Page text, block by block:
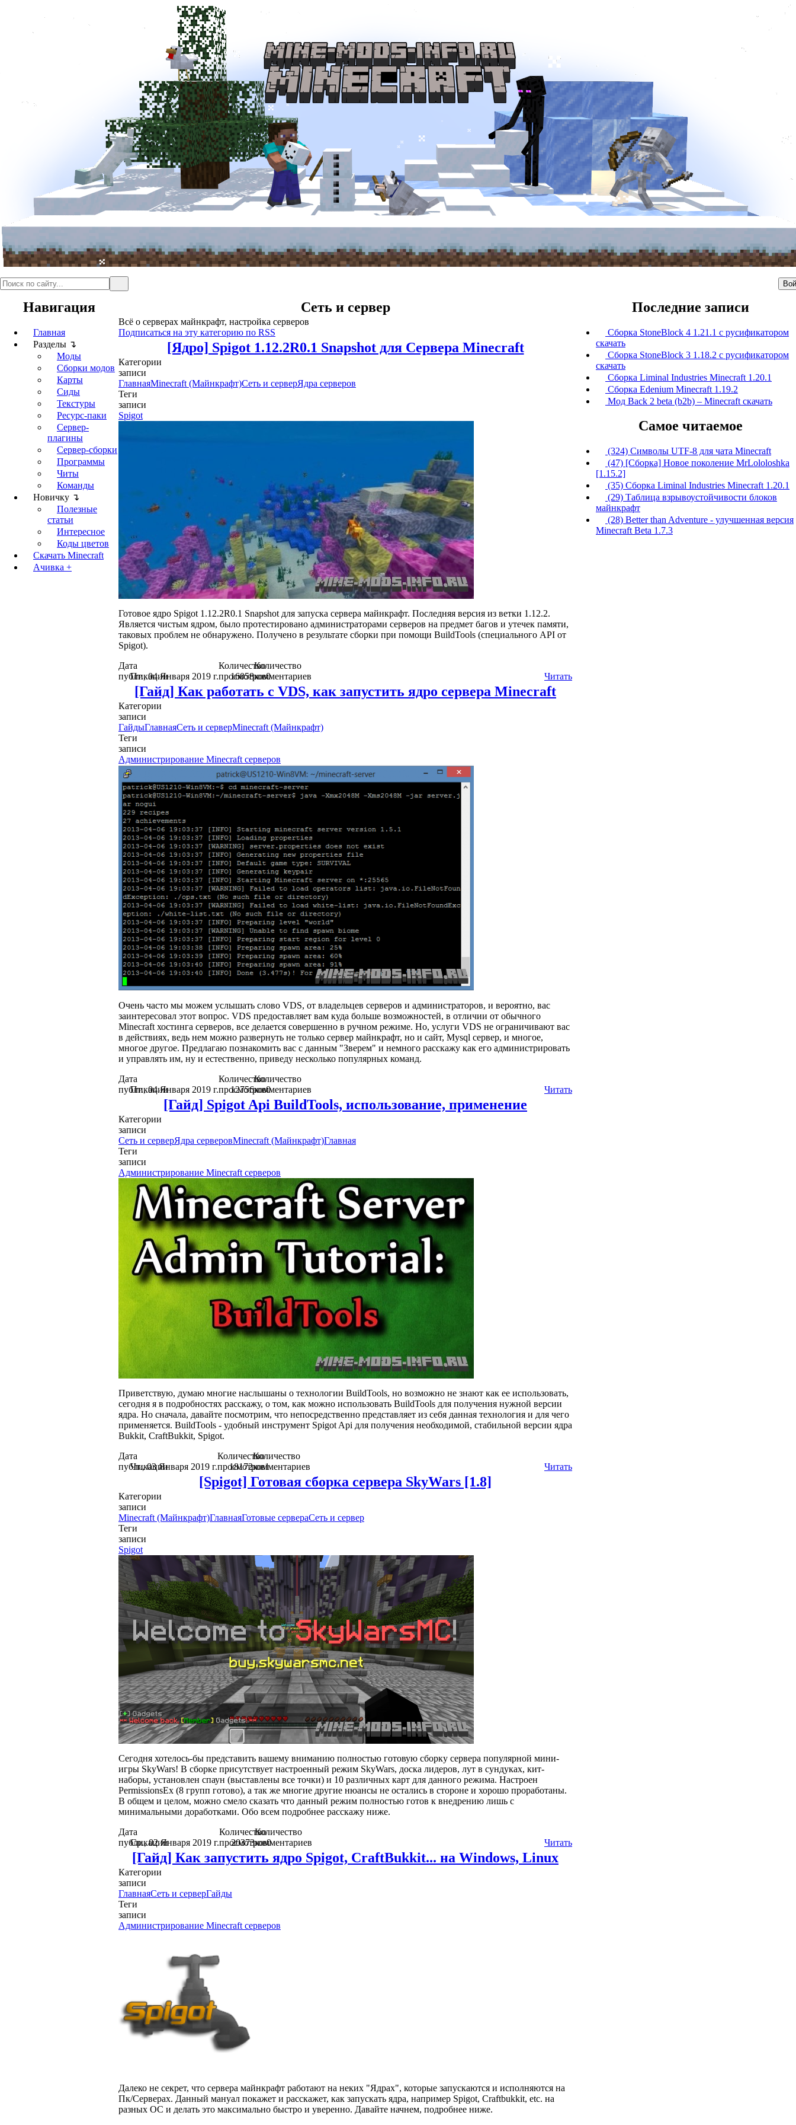
Навигация
Главная
Разделы ↴
Моды
Сборки модов
Карты
Сиды
Текстуры
Ресурс-паки
Сервер-
плагины
Сервер-сборки
Программы
Читы
Команды
Новичку ↴
Полезные
статьи
Интересное
Коды цветов
Скачать Minecraft
Ачивка +
Сеть и сервер
Всё о серверах майнкрафт, настройка серверов
Подписаться на эту категорию по RSS
[Ядро] Spigot 1.12.2R0.1 Snapshot для Сервера Minecraft
Категории
записи
ГлавнаяMinecraft (Майнкрафт)Сеть и серверЯдра серверов
Теги
записи
Spigot
Готовое ядро Spigot 1.12.2R0.1 Snapshot для запуска сервера майнкрафт. Последняя версия из ветки 1.12.2.
Является чистым ядром, было протестировано администраторами серверов на предмет багов и утечек памяти,
таковых проблем не обнаружено. Получено в результате сборки при помощи BuildTools (специального API от
Spigot).
Дата
публикации
Пт., 04 Января 2019 г.
Количество
просмотров
16058
Количество
комментариев
0 Читать
[Гайд] Как работать с VDS, как запустить ядро сервера Minecraft
Категории
записи
ГайдыГлавнаяСеть и серверMinecraft (Майнкрафт)
Теги
записи
Администрирование Minecraft серверов
Очень часто мы можем услышать слово VDS, от владельцев серверов и администраторов, и вероятно, вас
заинтересовал этот вопрос. VDS предоставляет вам куда больше возможностей, в отличии от обычного
Minecraft хостинга серверов, все делается совершенно в ручном режиме. Но, услуги VDS не ограничивают вас
в действиях, ведь нем можно развернуть не только сервер майнкрафт, но и сайт, Mysql сервер, и многое,
многое другое. Предлагаю познакомить вас с данным "Зверем" и немного расскажу как его администрировать
и управлять им, ну и естественно, приведу несколько популярных команд.
Дата
публикации
Пт., 04 Января 2019 г.
Количество
просмотров
12756
Количество
комментариев
0 Читать
[Гайд] Spigot Api BuildTools, использование, применение
Категории
записи
Сеть и серверЯдра серверовMinecraft (Майнкрафт)Главная
Теги
записи
Администрирование Minecraft серверов
Приветствую, думаю многие наслышаны о технологии BuildTools, но возможно не знают как ее использовать,
сегодня я в подробностях расскажу, о том, как можно использовать BuildTools для получения нужной версии
ядра. Но сначала, давайте посмотрим, что непосредственно представляет из себя данная технология и для чего
применяется. BuildTools - удобный инструмент Spigot Api для получения необходимой, стабильной версии ядра
Bukkit, CraftBukkit, Spigot.
Дата
публикации
Чт., 03 Января 2019 г.
Количество
просмотров
18172
Количество
комментариев
1 Читать
[Spigot] Готовая сборка сервера SkyWars [1.8]
Категории
записи
Minecraft (Майнкрафт)ГлавнаяГотовые сервераСеть и сервер
Теги
записи
Spigot
Сегодня хотелось-бы представить вашему вниманию полностью готовую сборку сервера популярной мини-
игры SkyWars! В сборке присутствует настроенный режим SkyWars, доска лидеров, лут в сундуках, кит-
наборы, установлен спаун (выставлены все точки) и 10 различных карт для данного режима. Настроен
PermissionsEx (8 групп готово), а так же многие другие нюансы не остались в стороне и хорошо проработаны.
В общем и целом, можно смело сказать что данный режим полностью готов к внедрению лишь с
минимальными доработками. Обо всем подробнее расскажу ниже.
Дата
публикации
Ср., 02 Января 2019 г.
Количество
просмотров
20373
Количество
комментариев
0 Читать
[Гайд] Как запустить ядро Spigot, CraftBukkit... на Windows, Linux
Категории
записи
ГлавнаяСеть и серверГайды
Теги
записи
Администрирование Minecraft серверов
Далеко не секрет, что сервера майнкрафт работают на неких "Ядрах", которые запускаются и исполняются на
Пк/Серверах. Данный мануал покажет и расскажет, как запускать ядра, например Spigot, Craftbukkit, etc. на
разных ОС и делать это максимально быстро и уверенно. Давайте начнем, подробнее ниже.
Последние записи
Сборка StoneBlock 4 1.21.1 с русификатором
скачать
Сборка StoneBlock 3 1.18.2 с русификатором
скачать
Сборка Liminal Industries Minecraft 1.20.1
Сборка Edenium Minecraft 1.19.2
Мод Back 2 beta (b2b) – Minecraft скачать
Самое читаемое
(324) Символы UTF-8 для чата Minecraft
(47) [Сборка] Новое поколение MrLololoshka
[1.15.2]
(35) Сборка Liminal Industries Minecraft 1.20.1
(29) Таблица взрывоустойчивости блоков
майнкрафт
(28) Better than Adventure - улучшенная версия
Minecraft Beta 1.7.3